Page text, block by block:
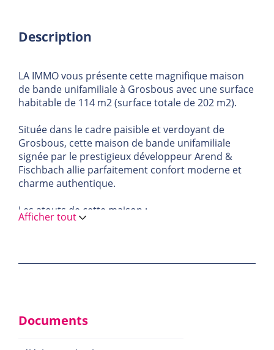
Description
LA IMMO vous présente cette magnifique maison
de bande unifamiliale à Grosbous avec une surface
habitable de 114 m2 (surface totale de 202 m2).
Située dans le cadre paisible et verdoyant de
Grosbous, cette maison de bande unifamiliale
signée par le prestigieux développeur Arend &
Fischbach allie parfaitement confort moderne et
charme authentique.
Les atouts de cette maison :
avec des finitions modernes et élégantes.
Afficher tout
Documents